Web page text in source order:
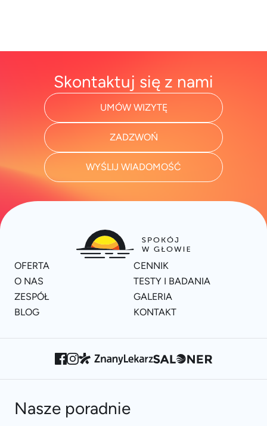
Skontaktuj się z nami
UMÓW WIZYTĘ
ZADZWOŃ
WYŚLIJ WIADOMOŚĆ
OFERTA
CENNIK
O NAS
TESTY I BADANIA
ZESPÓŁ
GALERIA
BLOG
KONTAKT
Nasze poradnie